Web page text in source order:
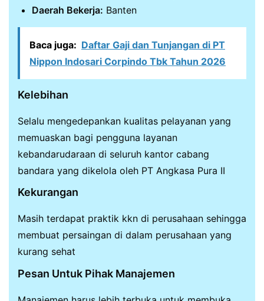
Daerah Bekerja: Banten
Baca juga: Daftar Gaji dan Tunjangan di PT
Nippon Indosari Corpindo Tbk Tahun 2026
Kelebihan
Selalu mengedepankan kualitas pelayanan yang
memuaskan bagi pengguna layanan
kebandarudaraan di seluruh kantor cabang
bandara yang dikelola oleh PT Angkasa Pura II
Kekurangan
Masih terdapat praktik kkn di perusahaan sehingga
membuat persaingan di dalam perusahaan yang
kurang sehat
Pesan Untuk Pihak Manajemen